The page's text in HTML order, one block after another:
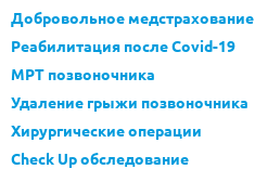
Добровольное медстрахование
Реабилитация после Covid-19
МРТ позвоночника
Удаление грыжи позвоночника
Хирургические операции
Check Up обследование